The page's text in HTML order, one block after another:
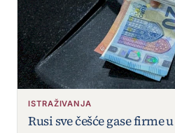
ISTRAŽIVANJA
Rusi sve češće gase firme